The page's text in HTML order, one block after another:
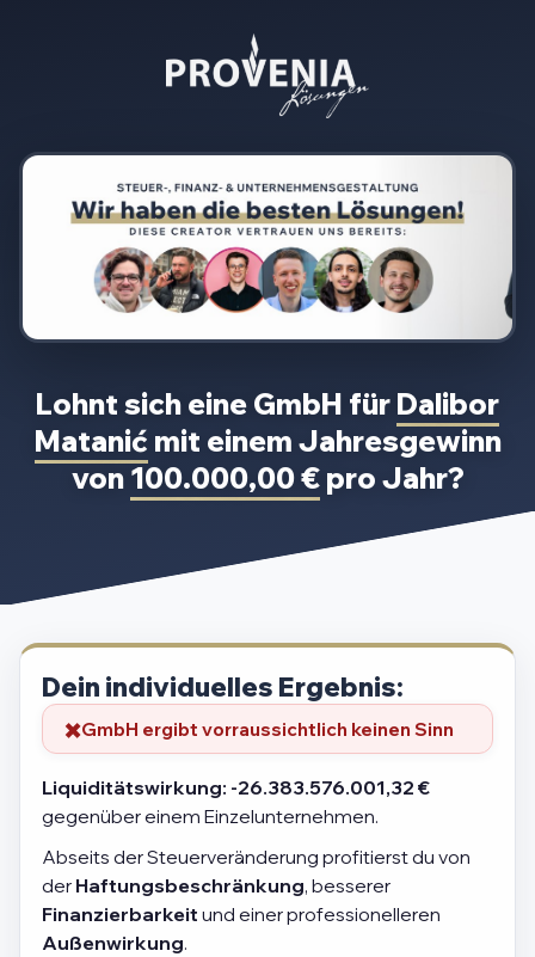
Lohnt sich eine GmbH für Dalibor
Matanić mit einem Jahresgewinn
von 100.000,00 €pro Jahr?
Dein individuelles Ergebnis:
GmbH ergibt vorraussichtlich keinen Sinn
Liquiditätswirkung: -26.383.576.001,32 €
gegenüber einem Einzelunternehmen.
Abseits der Steuerveränderung profitierst du von
der Haftungsbeschränkung, besserer
Finanzierbarkeit und einer professionelleren
Außenwirkung.